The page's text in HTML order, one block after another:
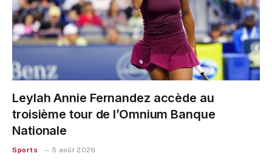
Leylah Annie Fernandez accède au
troisième tour de l’Omnium Banque
Nationale
Sports 5 août 2026